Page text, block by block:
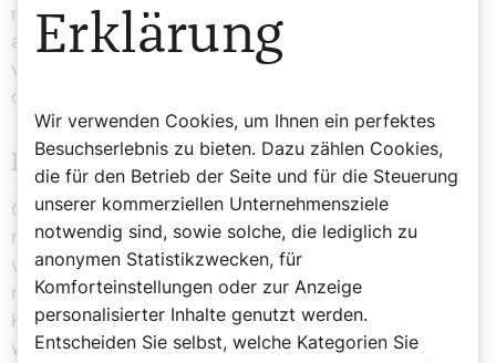
milde Wurschtigkeit, die selbst im Tod noch
augenzwinkernd alles katholisch einzugemeinden
versucht. „Geh Schatzerl, geh Katzerl, was sperrst dich
denn ein? Der Tod muß ein Weaner sein.“
Nicht einmal im Tod seine Ruhe
Gewiss, von außen und – ganz unösterreichisch –
nüchtern betrachtet wirkt das schon sehr barock,
vielleicht gar verstörend. Hat man denn in diesem Land
nicht mal im Tod seine Ruhe vor der katholischen
Kirche? Keine Sorge, unsereins wird eh nicht gefragt
werden. Das lehrt ein Blick in den Fragen-und-
Erklärung
Wir verwenden Cookies, um Ihnen ein perfektes
Besuchserlebnis zu bieten. Dazu zählen Cookies,
die für den Betrieb der Seite und für die Steuerung
unserer kommerziellen Unternehmensziele
notwendig sind, sowie solche, die lediglich zu
anonymen Statistikzwecken, für
Komforteinstellungen oder zur Anzeige
personalisierter Inhalte genutzt werden.
Entscheiden Sie selbst, welche Kategorien Sie